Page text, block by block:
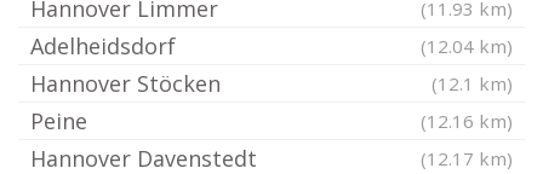
Hannover Limmer (11.93 km)
Adelheidsdorf (12.04 km)
Hannover Stöcken (12.1 km)
Peine (12.16 km)
Hannover Davenstedt (12.17 km)